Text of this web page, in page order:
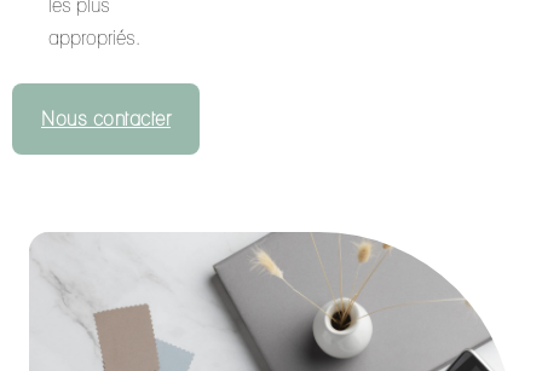
les plus
appropriés.
Nous contacter